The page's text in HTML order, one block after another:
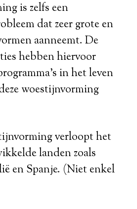
is zelfs een
dat zeer grote en
aanneemt. De
hebben hiervoor
in het leven
woestijnvorming
verloopt het
landen zoals
en Spanje. (Niet enkel